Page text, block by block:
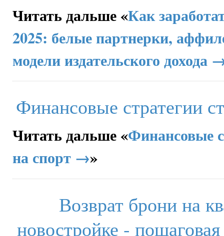
Читать дальше «Как
2025: белые партнерки,
модели издательского дохода
Финансовые стратегии
Читать дальше «Финансовые
на спорт →»
Возврат брони на
новостройке -